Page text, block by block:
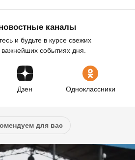
каналы
и будьте в курсе свежих
важнейших событиях дня.
Дзен Одноклассники
для вас